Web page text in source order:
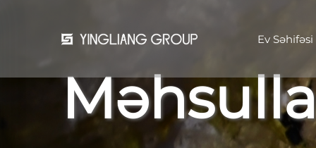
Ev Səhifəsi